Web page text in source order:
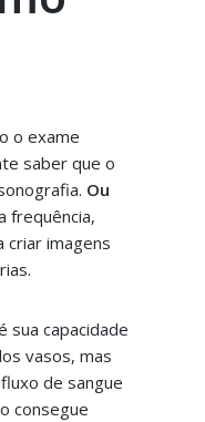
o exame
saber que o
Ou
frequência,
imagens
sua capacidade
vasos, mas
de sangue
consegue